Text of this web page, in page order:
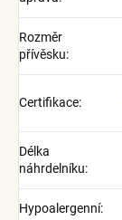
Rozměr
přívěsku:
Certifikace:
Délka
náhrdelníku:
Hypoalergenní: